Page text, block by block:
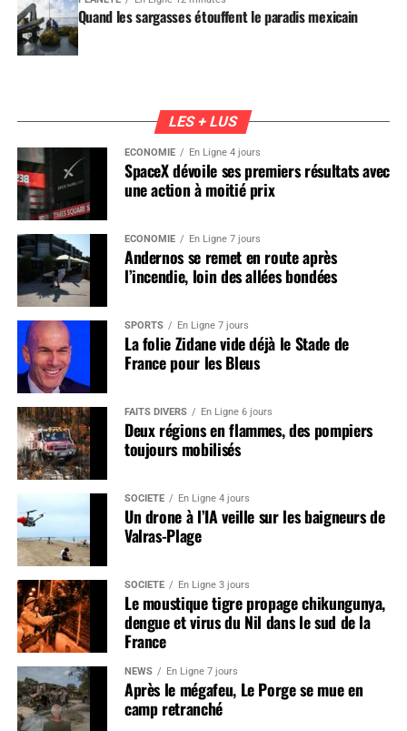
Quand les sargasses étouffent le paradis mexicain
LES + LUS
ÉCONOMIE En Ligne 4 jours
SpaceX dévoile ses premiers résultats avec
une action à moitié prix
ÉCONOMIE En Ligne 7 jours
Andernos se remet en route après
l’incendie, loin des allées bondées
SPORTS En Ligne 7 jours
La folie Zidane vide déjà le Stade de
France pour les Bleus
FAITS DIVERS En Ligne 6 jours
Deux régions en flammes, des pompiers
toujours mobilisés
SOCIÉTÉ En Ligne 4 jours
Un drone à l’IA veille sur les baigneurs de
Valras-Plage
SOCIÉTÉ En Ligne 3 jours
Le moustique tigre propage chikungunya,
dengue et virus du Nil dans le sud de la
France
NEWS En Ligne 7 jours
Après le mégafeu, Le Porge se mue en
camp retranché